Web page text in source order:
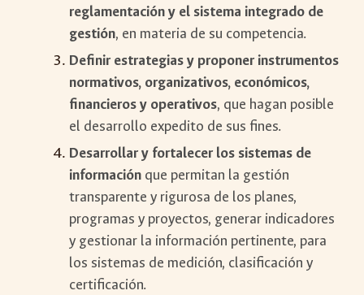
reglamentación y el sistema integrado de
gestión, en materia de su competencia.
Definir estrategias y proponer instrumentos
normativos, organizativos, económicos,
financieros y operativos, que hagan posible
el desarrollo expedito de sus fines.
Desarrollar y fortalecer los sistemas de
información que permitan la gestión
transparente y rigurosa de los planes,
programas y proyectos, generar indicadores
y gestionar la información pertinente, para
los sistemas de medición, clasificación y
certificación.